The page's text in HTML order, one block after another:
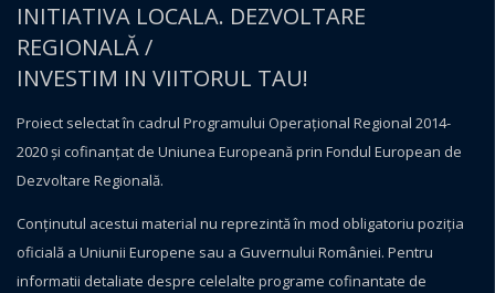
INITIATIVA LOCALA. DEZVOLTARE
REGIONALĂ /
INVESTIM IN VIITORUL TAU!
Proiect selectat în cadrul Programului Operațional Regional 2014-
2020 și cofinanțat de Uniunea Europeană prin Fondul European de
Dezvoltare Regională.
Conţinutul acestui material nu reprezintă în mod obligatoriu poziţia
oficială a Uniunii Europene sau a Guvernului României. Pentru
informatii detaliate despre celelalte programe cofinantate de